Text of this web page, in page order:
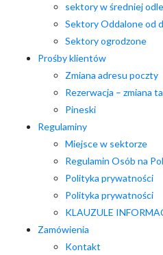
sektory w średniej
Sektory Oddalone od
Sektory ogrodzone
Prośby klientów
Zmiana adresu poczty
Rezerwacja – zmiana
Pineski
Regulaminy
Miejsce w sektorze
Regulamin Osób na
Polityka prywatności
Polityka prywatności
KLAUZULE
Zamówienia
Kontakt